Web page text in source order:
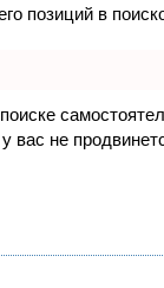
позиций в
вас не